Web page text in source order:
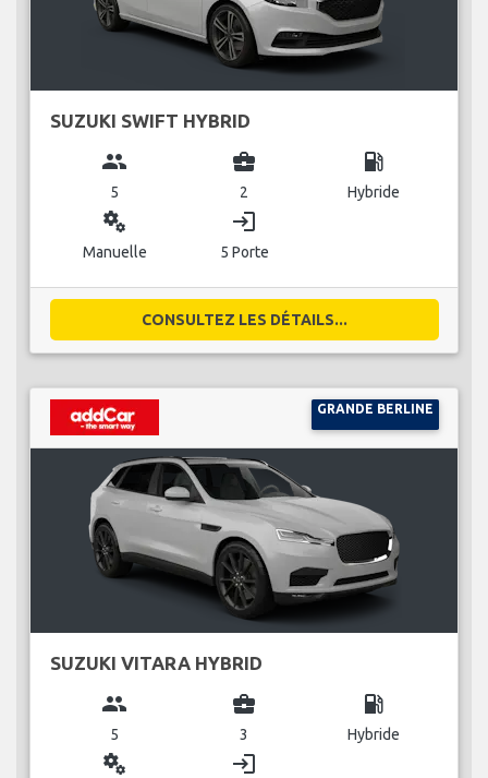
SUZUKI SWIFT HYBRID
group
5
business_center
2
local_gas_station
Hybride
miscellaneous_services
Manuelle
login
5 Porte
CONSULTEZ LES DÉTAILS...
GRANDE BERLINE
SUZUKI VITARA HYBRID
group
5
business_center
3
local_gas_station
Hybride
miscellaneous_services login